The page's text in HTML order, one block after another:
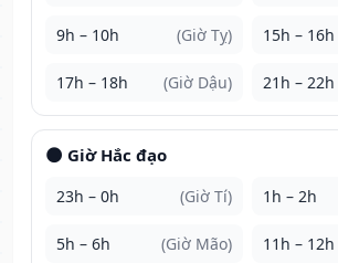
9h – 10h (Giờ Tỵ) 15h – 16h
17h – 18h (Giờ Dậu) 21h – 22h
🌑 Giờ Hắc đạo
23h – 0h (Giờ Tí) 1h – 2h
5h – 6h (Giờ Mão) 11h – 12h